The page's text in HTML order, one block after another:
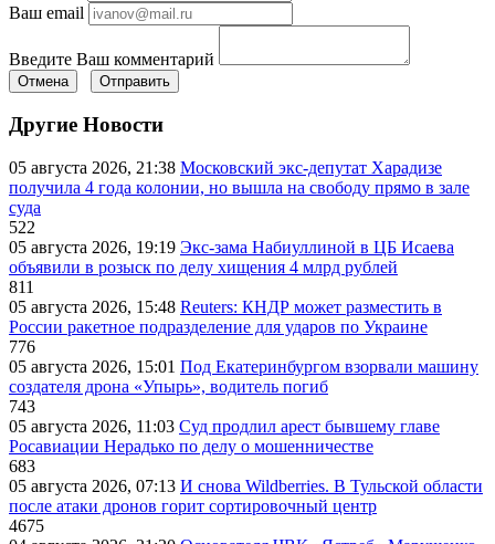
Ваш email
Введите Ваш комментарий
Отмена Отправить
Другие Новости
05 августа 2026, 21:38 Московский экс-депутат Харадизе
получила 4 года колонии, но вышла на свободу прямо в зале
суда
522
05 августа 2026, 19:19 Экс-зама Набиуллиной в ЦБ Исаева
объявили в розыск по делу хищения 4 млрд рублей
811
05 августа 2026, 15:48 Reuters: КНДР может разместить в
России ракетное подразделение для ударов по Украине
776
05 августа 2026, 15:01 Под Екатеринбургом взорвали машину
создателя дрона «Упырь», водитель погиб
743
05 августа 2026, 11:03 Суд продлил арест бывшему главе
Росавиации Нерадько по делу о мошенничестве
683
05 августа 2026, 07:13 И снова Wildberries. В Тульской области
после атаки дронов горит сортировочный центр
4675